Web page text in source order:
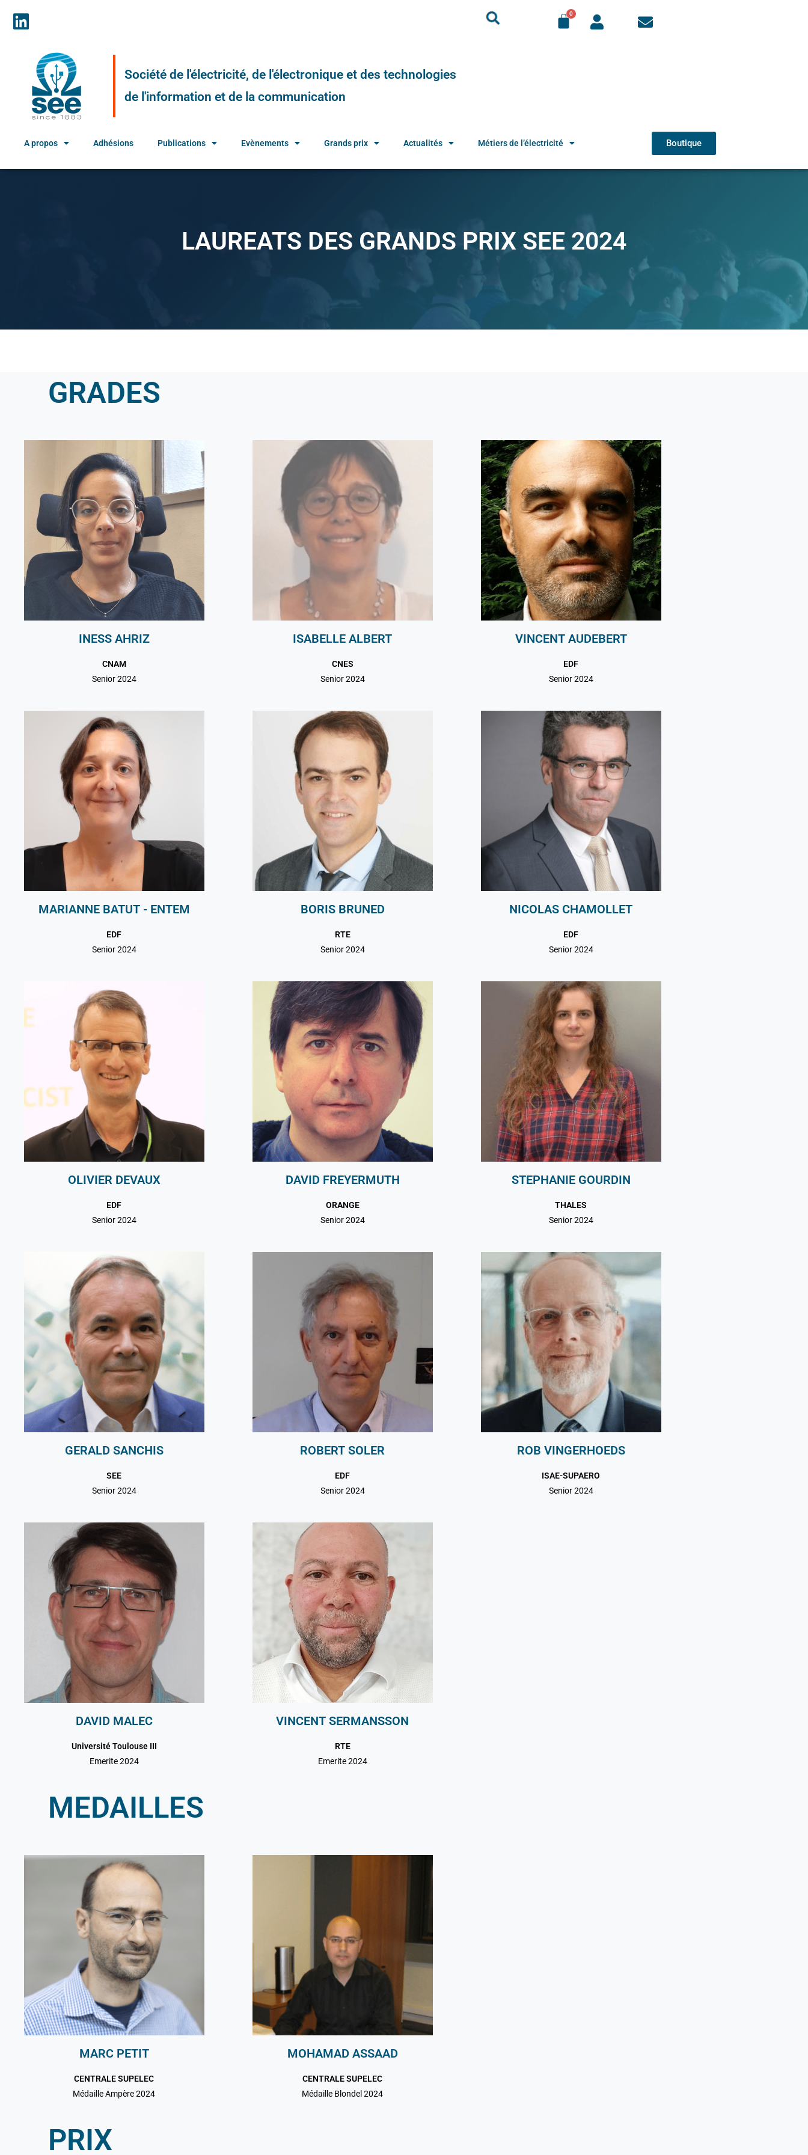
Société de l'électricité, de l'électronique et des technologies
de l'information et de la communication
A propos Adhésions Publications Evènements Grands prix Actualités Métiers de l’électricité Boutique
LAUREATS DES GRANDS PRIX SEE 2024
GRADES
INESS AHRIZ
CNAM
Senior 2024
ISABELLE ALBERT
CNES
Senior 2024
VINCENT AUDEBERT
EDF
Senior 2024
MARIANNE BATUT - ENTEM
EDF
Senior 2024
BORIS BRUNED
RTE
Senior 2024
NICOLAS CHAMOLLET
EDF
Senior 2024
OLIVIER DEVAUX
EDF
Senior 2024
DAVID FREYERMUTH
ORANGE
Senior 2024
STEPHANIE GOURDIN
THALES
Senior 2024
GERALD SANCHIS
SEE
Senior 2024
ROBERT SOLER
EDF
Senior 2024
ROB VINGERHOEDS
ISAE-SUPAERO
Senior 2024
DAVID MALEC
Université Toulouse III
Emerite 2024
VINCENT SERMANSSON
RTE
Emerite 2024
MEDAILLES
MARC PETIT
CENTRALE SUPELEC
Médaille Ampère 2024
MOHAMAD ASSAAD
CENTRALE SUPELEC
Médaille Blondel 2024
PRIX